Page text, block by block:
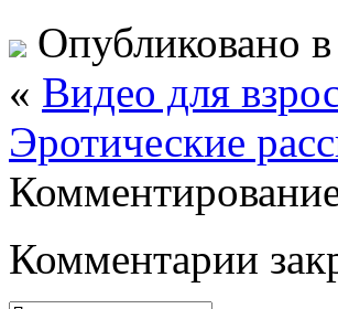
Опубликовано
« Видео для
Эротические
Комментарии